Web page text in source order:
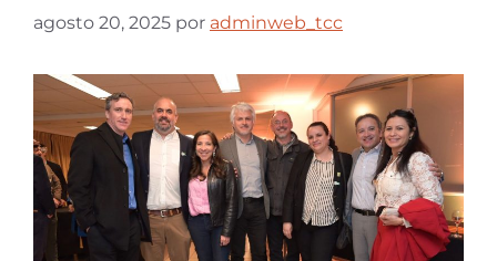
agosto 20, 2025 por adminweb_tcc